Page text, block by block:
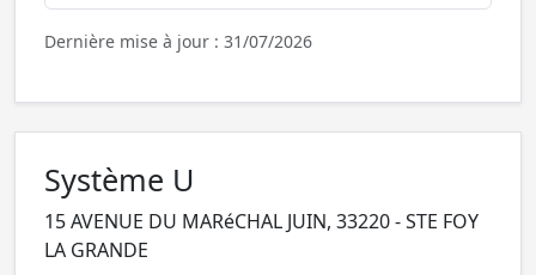
Dernière mise à jour : 31/07/2026
Système U
15 AVENUE DU MARéCHAL JUIN, 33220 - STE FOY
LA GRANDE